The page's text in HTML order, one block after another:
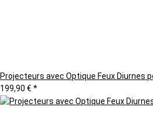
Projecteurs avec Optique Feux Diurnes
199,90 € *